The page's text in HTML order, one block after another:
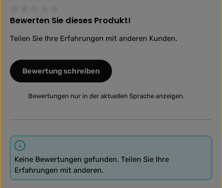
Durchschnittliche Bewertung von 0 von 5 Sternen
Bewerten Sie dieses Produkt!
Teilen Sie Ihre Erfahrungen mit anderen Kunden.
Bewertung schreiben
Bewertungen nur in der aktuellen Sprache anzeigen.
Keine Bewertungen gefunden. Teilen Sie Ihre
Erfahrungen mit anderen.